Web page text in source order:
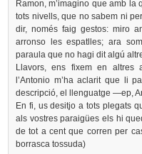
Ramon, m’imagino que amb
tots nivells, que no sabem ni
dir, només faig gestos: miro
arronso les espatlles; ara
paraula que no hagi dit algú
Llavors, ens fixem en altres
l’Antonio m’ha aclarit que li
descripció, el llenguatge —ep,
En fi, us desitjo a tots plegats
als vostres paraigües els hi
de tot a cent que corren per
borrasca tossuda)